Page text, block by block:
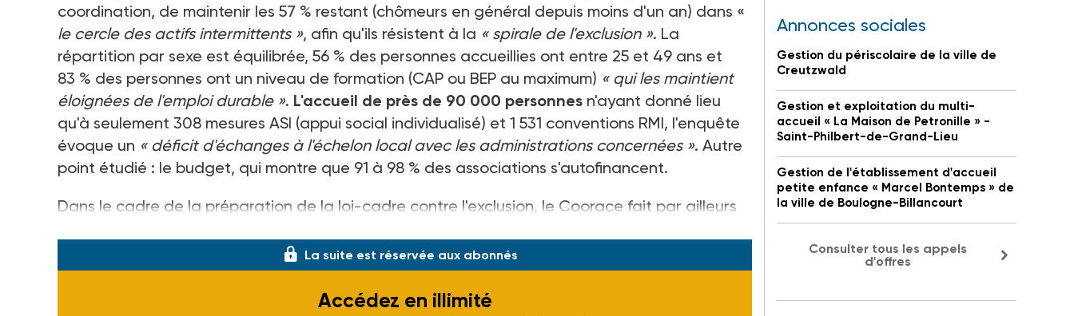
coordination, de maintenir les 57 % restant (chômeurs en général depuis moins d'un an) dans «
le cercle des actifs intermittents », afin qu'ils résistent à la « spirale de l'exclusion ». La
répartition par sexe est équilibrée, 56 % des personnes accueillies ont entre 25 et 49 ans et
83 % des personnes ont un niveau de formation (CAP ou BEP au maximum) « qui les maintient
éloignées de l'emploi durable ». L'accueil de près de 90 000 personnes n'ayant donné lieu
qu'à seulement 308 mesures ASI (appui social individualisé) et 1 531 conventions RMI, l'enquête
évoque un « déficit d'échanges à l'échelon local avec les administrations concernées ». Autre
point étudié : le budget, qui montre que 91 à 98 % des associations s'autofinancent.
Dans le cadre de la préparation de la loi-cadre contre l'exclusion, le Coorace fait par ailleurs
La suite est réservée aux abonnés
Accédez en illimité
Annonces sociales
Gestion du périscolaire de la ville de
Creutzwald
Gestion et exploitation du multi-
accueil « La Maison de Petronille » -
Saint-Philbert-de-Grand-Lieu
Gestion de l'établissement d'accueil
petite enfance « Marcel Bontemps » de
la ville de Boulogne-Billancourt
Consulter tous les appels
d'offres